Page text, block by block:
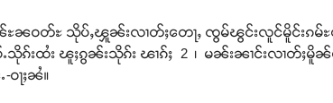
ဝတ်ႊ သိုပ်ႇၾူၼ်းလၢတ်ႈတေႃႇ ၸွမ်ၽွင်းလူင်မိူင်းၵမ်ႊ
သိုၵ်းထႆး ၽူႈၵွၼ်းသိုၵ်း ၽၢၵ်ႈ 2 ၊ မၼ်းၼၢင်းလၢတ်ႈမိူ
ႃႈၼႆ။